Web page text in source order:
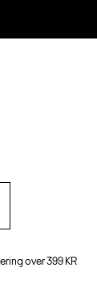
over 399 KR